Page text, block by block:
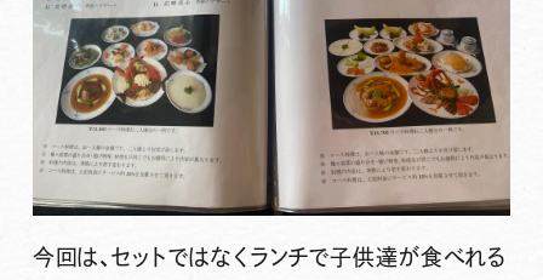
今回は、セットではなくランチで子供達が食べれる